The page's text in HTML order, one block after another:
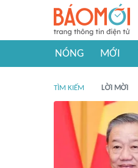
NÓNG MỚI
TÌM KIẾM LỜI MỜI